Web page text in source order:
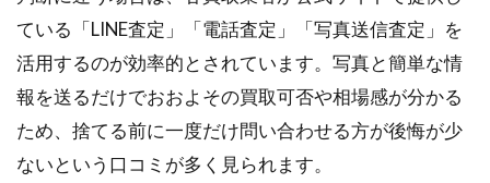
ている「LINE査定」「電話査定」「写真送信査定」を
活用するのが効率的とされています。写真と簡単な情
報を送るだけでおおよその買取可否や相場感が分かる
ため、捨てる前に一度だけ問い合わせる方が後悔が少
ないという口コミが多く見られます。